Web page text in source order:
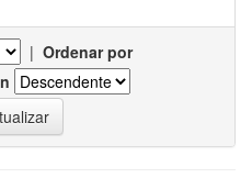
| Ordenar por